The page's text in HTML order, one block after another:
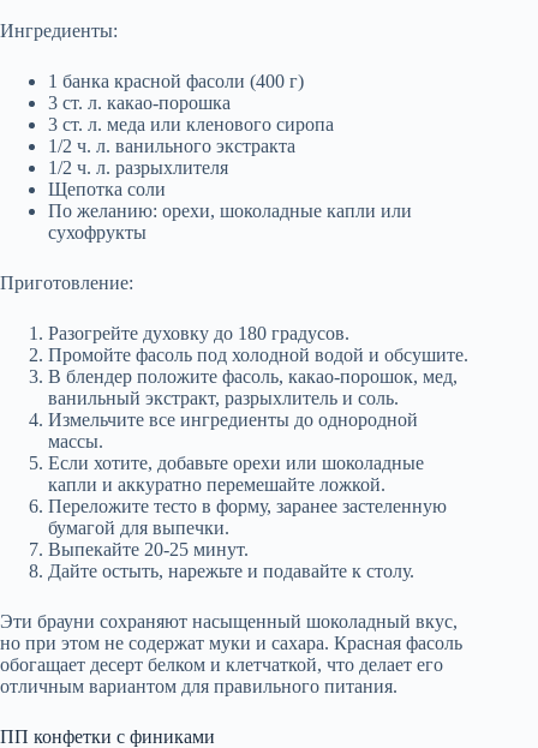
Ингредиенты:
1 банка красной фасоли (400 г)
3 ст. л. какао-порошка
3 ст. л. меда или кленового сиропа
1/2 ч. л. ванильного экстракта
1/2 ч. л. разрыхлителя
Щепотка соли
По желанию: орехи, шоколадные капли или
сухофрукты
Приготовление:
Разогрейте духовку до 180 градусов.
Промойте фасоль под холодной водой и обсушите.
В блендер положите фасоль, какао-порошок, мед,
ванильный экстракт, разрыхлитель и соль.
Измельчите все ингредиенты до однородной
массы.
Если хотите, добавьте орехи или шоколадные
капли и аккуратно перемешайте ложкой.
Переложите тесто в форму, заранее застеленную
бумагой для выпечки.
Выпекайте 20-25 минут.
Дайте остыть, нарежьте и подавайте к столу.
Эти брауни сохраняют насыщенный шоколадный вкус,
но при этом не содержат муки и сахара. Красная фасоль
обогащает десерт белком и клетчаткой, что делает его
отличным вариантом для правильного питания.
ПП конфетки с финиками